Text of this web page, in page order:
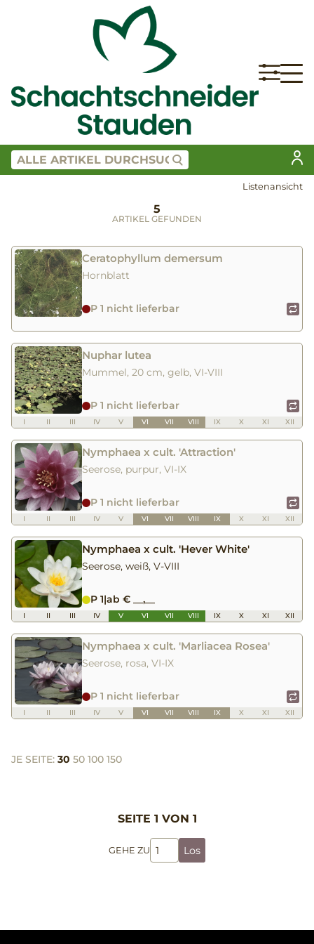
Listenansicht
5
ARTIKEL GEFUNDEN
Ceratophyllum demersum
Hornblatt
P 1 nicht lieferbar
Nuphar lutea
Mummel, 20 cm, gelb, VI-VIII
P 1 nicht lieferbar
I II III IV V VI VII VIII IX X XI XII
Nymphaea x cult. 'Attraction'
Seerose, purpur, VI-IX
P 1 nicht lieferbar
I II III IV V VI VII VIII IX X XI XII
Nymphaea x cult. 'Hever White'
Seerose, weiß, V-VIII
P 1|ab € __,__
I II III IV V VI VII VIII IX X XI XII
Nymphaea x cult. 'Marliacea Rosea'
Seerose, rosa, VI-IX
P 1 nicht lieferbar
I II III IV V VI VII VIII IX X XI XII
JE SEITE: 30 50 100 150
SEITE 1 VON 1
GEHE ZU Los